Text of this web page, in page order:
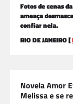
Fotos de cenas
ameaça
confiar nela.
RIO DE JANEIRO [
Novela Amor
Melissa e se